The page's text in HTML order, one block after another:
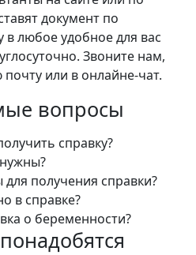
документ по
в любое удобное для вас
Звоните нам,
или в онлайне-чат.
вопросы
справку?
получения справки?
в справке?
о беременности?